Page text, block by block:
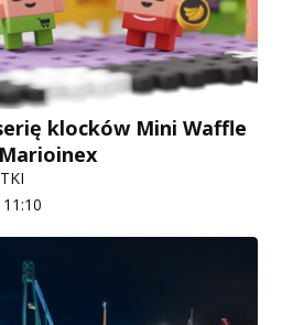
klocków Mini Waffle